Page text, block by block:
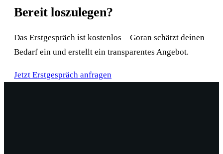
Bereit loszulegen?
Das Erstgespräch ist kostenlos – Goran schätzt deinen
Bedarf ein und erstellt ein transparentes Angebot.
Jetzt Erstgespräch anfragen